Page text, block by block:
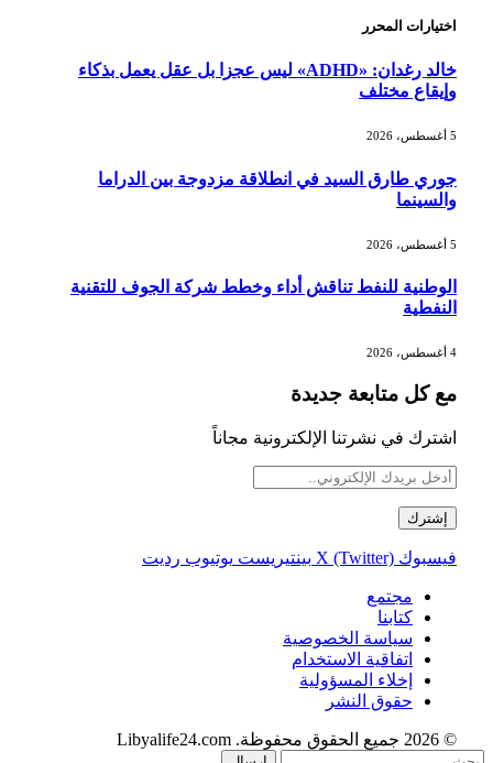
اختيارات المحرر
خالد رغدان: «ADHD» ليس عجزا بل عقل يعمل بذكاء
وإيقاع مختلف
جوري طارق السيد في انطلاقة مزدوجة بين الدراما
والسينما
الوطنية للنفط تناقش أداء وخطط شركة الجوف للتقنية
النفطية
مع كل متابعة جديدة
اشترك في نشرتنا الإلكترونية مجاناً
فيسبوك X (Twitter) بينتيريست يوتيوب رديت
مجتمع
كتابنا
سياسة الخصوصية
اتفاقية الاستخدام
إخلاء المسؤولية
حقوق النشر
© 2026 جميع الحقوق محفوظة. Libyalife24.com